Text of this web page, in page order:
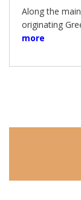
Along the
originating
more